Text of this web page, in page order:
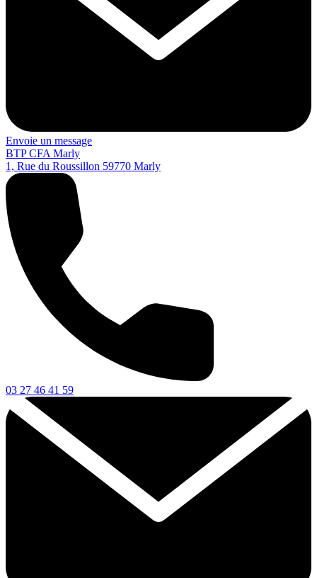
Envoie un message
BTP CFA Marly
1, Rue du Roussillon 59770 Marly
03 27 46 41 59